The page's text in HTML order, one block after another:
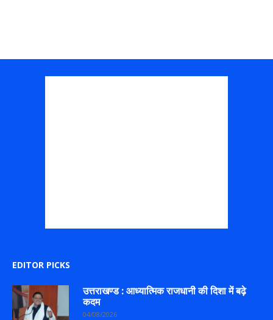
EDITOR PICKS
उत्तराखण्ड : आध्यात्मिक राजधानी की दिशा में बढ़े
कदम
04/08/2026